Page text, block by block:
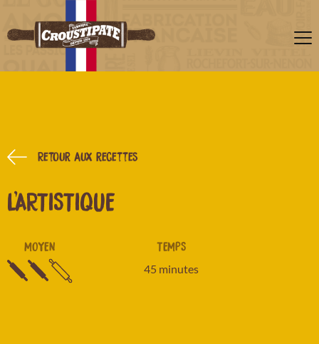
Retour aux recettes
L'ARTISTIQUE
MOYEN TEMPS
45 minutes